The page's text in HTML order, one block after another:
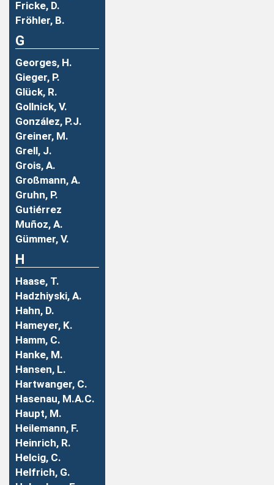
Fricke, D.
Fröhler, B.
G
Georges, H.
Gieger, P.
Glück, R.
Gollnick, V.
González, P.J.
Greiner, M.
Grell, J.
Grois, A.
Großmann, A.
Gruhn, P.
Gutiérrez
Muñoz, A.
Gümmer, V.
H
Haase, T.
Hadzhiyski, A.
Hahn, D.
Hameyer, K.
Hamm, C.
Hanke, M.
Hansen, L.
Hartwanger, C.
Hasenau, M.A.C.
Haupt, M.
Heilemann, F.
Heinrich, R.
Helcig, C.
Helfrich, G.